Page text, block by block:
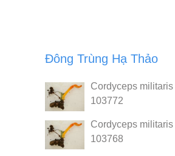
Đông Trùng Hạ Thảo
Cordyceps
103772
Cordyceps
103768